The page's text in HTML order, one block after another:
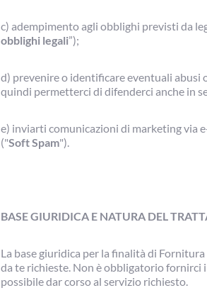
c) adempimento agli obblighi previsti da
obblighi legali”);
d) prevenire o identificare eventuali
quindi permetterci di difenderci anche in
e) inviarti comunicazioni di marketing via
("Soft Spam").
BASE GIURIDICA E NATURA DEL
La base giuridica per la finalità di
da te richieste. Non è obbligatorio fornirci
possibile dar corso al servizio richiesto.